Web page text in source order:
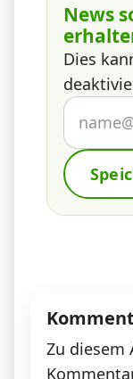
News
Dies
Zu diesem